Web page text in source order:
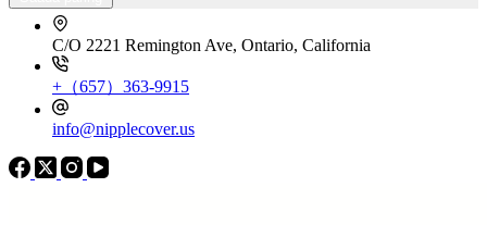
C/O 2221 Remington Ave, Ontario, California
+（657）363-9915
info@nipplecover.us